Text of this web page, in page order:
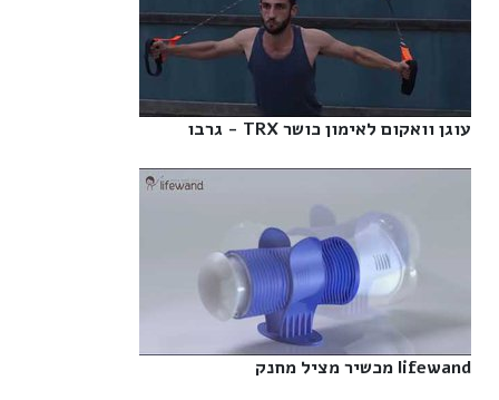
עוגן וואקום לאימון כושר TRX - גרבו‎
lifewand מכשיר מציל מחנק‎